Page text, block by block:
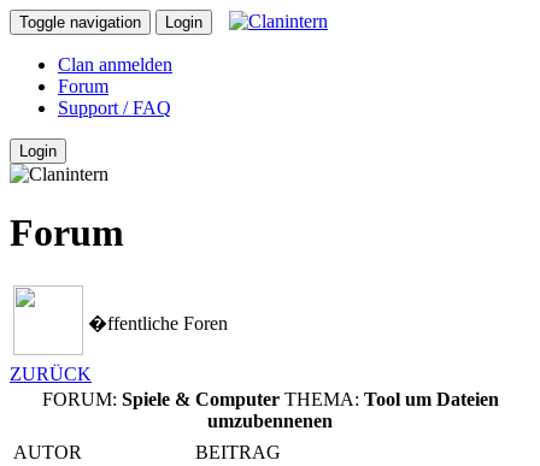
Toggle navigation Login
Clan anmelden
Forum
Support / FAQ
Login
Forum
�ffentliche Foren
ZURÜCK
FORUM: Spiele & Computer THEMA: Tool um Dateien
umzubennenen
AUTOR
BEITRAG